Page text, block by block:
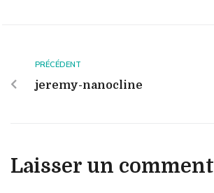
PRÉCÉDENT
jeremy-nanocline
Laisser un